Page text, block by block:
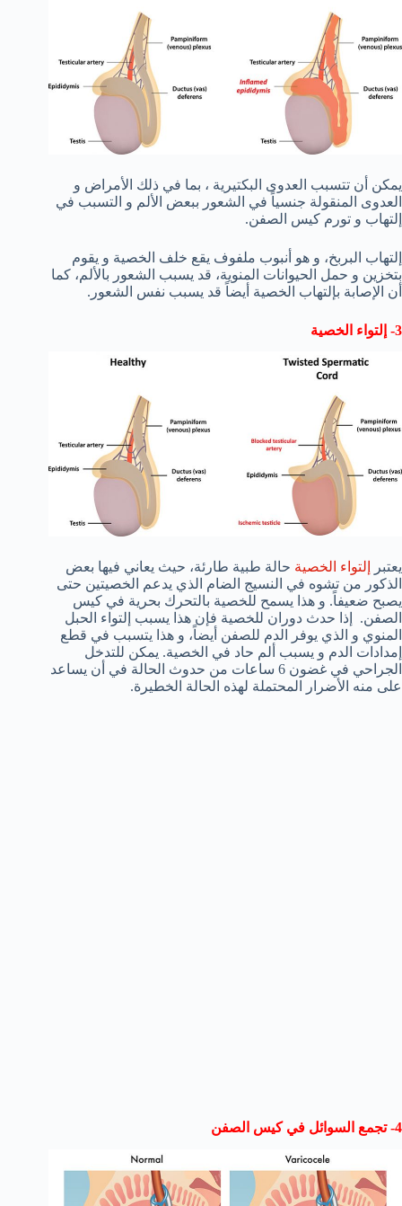
يمكن أن تتسبب العدوى البكتيرية ، بما في ذلك الأمراض و
العدوى المنقولة جنسياً في الشعور ببعض الألم و التسبب في
إلتهاب و تورم كيس الصفن.
إلتهاب البربخ، و هو أنبوب ملفوف يقع خلف الخصية و يقوم
بتخزين و حمل الحيوانات المنوية، قد يسبب الشعور بالألم، كما
أن الإصابة بإلتهاب الخصية أيضاً قد يسبب نفس الشعور.
3- إلتواء الخصية
يعتبر إلتواء الخصية حالة طبية طارئة، حيث يعاني فيها بعض
الذكور من تشوه في النسيج الضام الذي يدعم الخصيتين حتى
يصبح ضعيفاً. و هذا يسمح للخصية بالتحرك بحرية في كيس
الصفن. إذا حدث دوران للخصية فإن هذا يسبب إلتواء الحبل
المنوي و الذي يوفر الدم للصفن أيضاً، و هذا يتسبب في قطع
إمدادات الدم و يسبب ألم حاد في الخصية. يمكن للتدخل
الجراحي في غضون 6 ساعات من حدوث الحالة في أن يساعد
على منه الأضرار المحتملة لهذه الحالة الخطيرة.
4- تجمع السوائل في كيس الصفن